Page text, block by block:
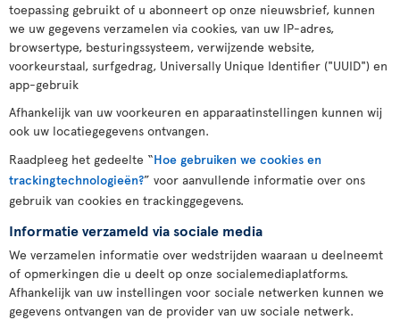
toepassing gebruikt of u abonneert op onze nieuwsbrief, kunnen
we uw gegevens verzamelen via cookies, van uw IP-adres,
browsertype, besturingssysteem, verwijzende website,
voorkeurstaal, surfgedrag, Universally Unique Identifier ("UUID") en
app-gebruik
Afhankelijk van uw voorkeuren en apparaatinstellingen kunnen wij
ook uw locatiegegevens ontvangen.
Raadpleeg het gedeelte “Hoe gebruiken we cookies en
trackingtechnologieën?” voor aanvullende informatie over ons
gebruik van cookies en trackinggegevens.
Informatie verzameld via sociale media
We verzamelen informatie over wedstrijden waaraan u deelneemt
of opmerkingen die u deelt op onze socialemediaplatforms.
Afhankelijk van uw instellingen voor sociale netwerken kunnen we
gegevens ontvangen van de provider van uw sociale netwerk.